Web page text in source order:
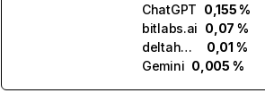
ChatGPT 0,155 %
bitlabs.ai 0,07 %
deltahash.ai
0,01 %
Gemini 0,005 %